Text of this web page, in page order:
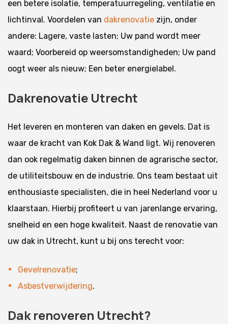
een betere isolatie, temperatuurregeling, ventilatie en
lichtinval. Voordelen van dakrenovatie zijn, onder
andere: Lagere, vaste lasten; Uw pand wordt meer
waard; Voorbereid op weersomstandigheden; Uw pand
oogt weer als nieuw; Een beter energielabel.
Dakrenovatie Utrecht
Het leveren en monteren van daken en gevels. Dat is
waar de kracht van Kok Dak & Wand ligt. Wij renoveren
dan ook regelmatig daken binnen de agrarische sector,
de utiliteitsbouw en de industrie. Ons team bestaat uit
enthousiaste specialisten, die in heel Nederland voor u
klaarstaan. Hierbij profiteert u van jarenlange ervaring,
snelheid en een hoge kwaliteit. Naast de renovatie van
uw dak in Utrecht, kunt u bij ons terecht voor:
Gevelrenovatie;
Asbestverwijdering.
Dak renoveren Utrecht?